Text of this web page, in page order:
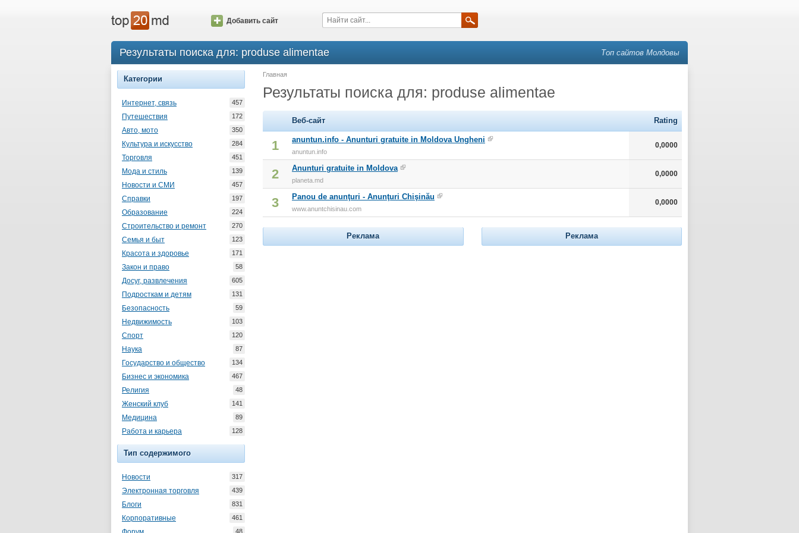
Добавить сайт
Результаты поиска для: produse alimentae Топ сайтов Молдовы
Категории
Интернет, связь 457
Путешествия 172
Авто, мото 350
Культура и искусство 284
Торговля 451
Мода и стиль 139
Новости и СМИ 457
Справки 197
Образование 224
Строительство и ремонт 270
Семья и быт 123
Красота и здоровье 171
Закон и право 58
Досуг, развлечения 605
Подросткам и детям 131
Безопасность 59
Недвижимость 103
Спорт 120
Наука 87
Государство и общество 134
Бизнес и экономика 467
Религия 48
Женский клуб 141
Медицина 89
Работа и карьера 128
Тип содержимого
Новости 317
Электронная торговля 439
Блоги 831
Корпоративные 461
48
Главная
Результаты поиска для: produse alimentae
Веб-сайт Rating
1 anuntun.info - Anunturi gratuite in Moldova Ungheni
anuntun.info
0,0000
2 Anunturi gratuite in Moldova
planeta.md
0,0000
3 Panou de anunţuri - Anunţuri Chişinău
www.anuntchisinau.com
0,0000
Реклама Реклама